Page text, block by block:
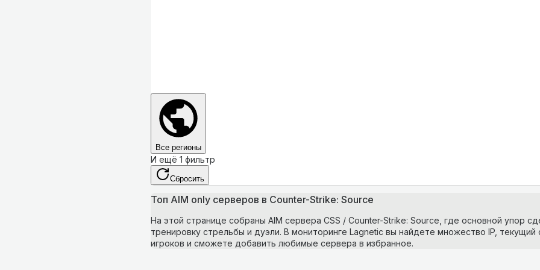
Все регионы
И ещё 1 фильтр
Сбросить
Топ AIM only серверов в Counter-Strike: Source
На этой странице собраны AIM сервера CSS / Counter-Strike: Source, где основной упор
тренировку стрельбы и дуэли. В мониторинге Lagnetic вы найдете множество IP, текущий
игроков и сможете добавить любимые сервера в избранное.